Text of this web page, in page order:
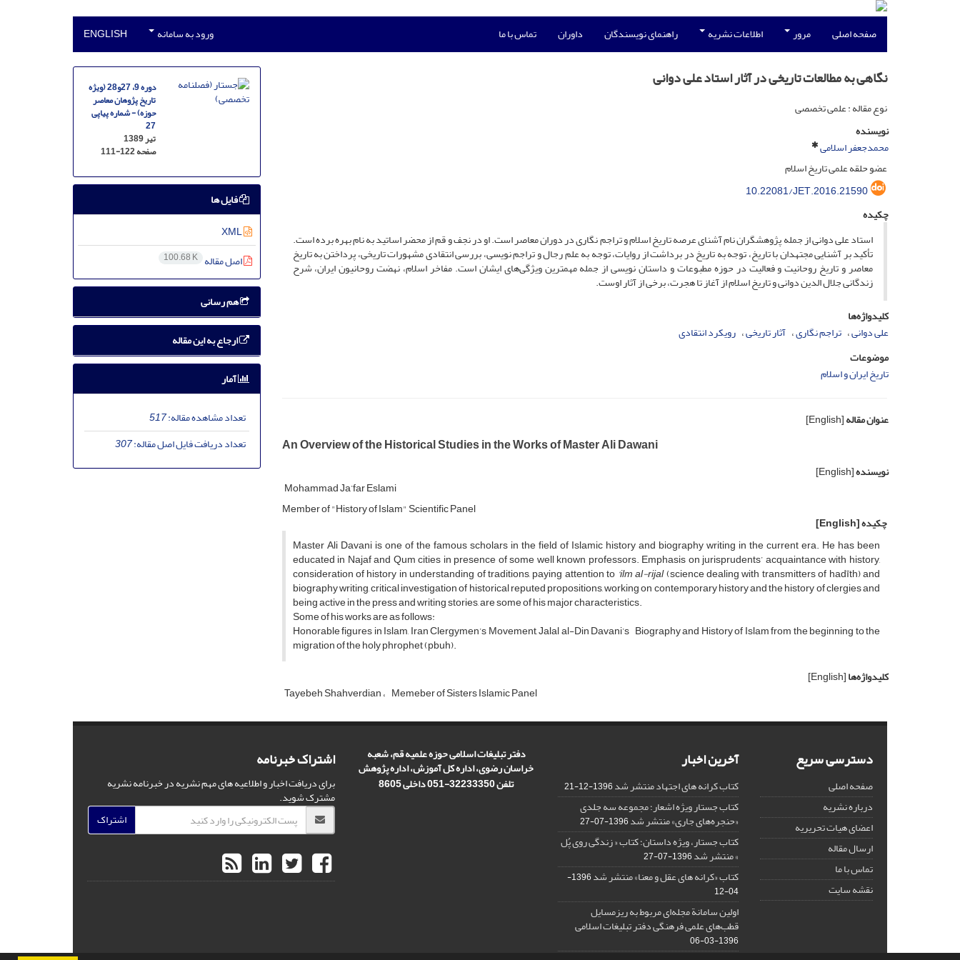
صفحه اصلی مرور اطلاعات نشریه راهنمای نویسندگان داوران تماس با ما ورود به سامانه ENGLISH
نگاهی به مطالعات تاریخی در آثار استاد علی دوانی
نوع مقاله : علمی تخصصی
نویسنده
محمدجعفر اسلامی
عضو حلقه علمی تاریخ اسلام
10.22081/JET.2016.21590
چکیده
استاد علی دوانی از جمله پژوهشگران نام آشنای عرصه تاریخ اسلام و تراجم نگاری در دوران معاصر است. او در نجف و قم از محضر اساتید به نام بهره برده است.
تأکید بر آشنایی مجتهدان با تاریخ، توجه به تاریخ در برداشت از روایات، توجه به علم رجال و تراجم نویسی، بررسی انتقادی مشهورات تاریخی، پرداختن به تاریخ
معاصر و تاریخ روحانیت و فعالیت در حوزه مطبوعات و داستان نویسی از جمله مهمترین ویژگی‌های ایشان است. مفاخر اسلام، نهضت روحانیون ایران، شرح
زندگانی جلال الدین دوانی و تاریخ اسلام از آغاز تا هجرت، برخی از آثار اوست.
کلیدواژه‌ها
علی دوانی تراجم نگاری آثار تاریخی رویکرد انتقادی
موضوعات
تاریخ ایران و اسلام
عنوان مقاله[English]
An Overview of the Historical Studies in the Works of Master Ali Dawani
نویسنده[English]
Mohammad Ja’far Eslami
Member of "History of Islam" Scientific Panel
چکیده[English]
Master Ali Davani is one of the famous scholars in the field of Islamic history and biography writing in the current era. He has been
educated in Najaf and Qum cities in presence of some well known professors. Emphasis on jurisprudents’ acquaintance with history,
consideration of history in understanding of traditions, paying attention to ‘ilm al-rijal(science dealing with transmitters of hadīth) and
biography writing, critical investigation of historical reputed propositions, working on contemporary history and the history of clergies and
being active in the press and writing stories, are some of his major characteristics.
Some of his works are as follows:
Honorable figures in Islam, Iran Clergymen’s Movement, Jalal al-Din Davani’s Biography and History of Islam from the beginning to the
migration of the holy phrophet (pbuh).
کلیدواژه‌ها[English]
Tayebeh Shahverdian Memeber of Sisters Islamic Panel
دوره 9، 27و28 (ویژه
تاریخ پژوهان معاصر
حوزه) - شماره پیاپی
27
تیر 1389
صفحه111-122
فایل ها
XML
اصل مقاله 100.68 K
هم رسانی
ارجاع به این مقاله
آمار
تعداد مشاهده مقاله:517
تعداد دریافت فایل اصل مقاله:307
دسترسی سریع
صفحه اصلی
درباره نشریه
اعضای هیات تحریریه
ارسال مقاله
تماس با ما
نقشه سایت
آخرین اخبار
کتاب کرانه های اجتهاد منتشر شد1396-12-21
کتاب جستار ویژه اشعار؛ مجموعه سه جلدی
«حنجره‌های جاری» منتشر شد1396-07-27
کتاب جستار، ویژه داستان؛ کتاب « زندگی روی پُل
» منتشر شد1396-07-27
کتاب «کرانه های عقل و معنا» منتشر شد
1396-
04-12
اولین سامانة مجله‌ای مربوط به ریزمسایل‌
قطب‌های علمی فرهنگی دفتر تبلیغات اسلامی
1396-03-06
دفتر تبلیغات اسلامی حوزه علمیه قم، شعبه
خراسان رضوی، اداره کل آموزش، اداره پژوهش
تلفن 32233350-051 داخلی 8605
اشتراک خبرنامه
برای دریافت اخبار و اطلاعیه های مهم نشریه در خبرنامه نشریه
مشترک شوید.
اشتراک